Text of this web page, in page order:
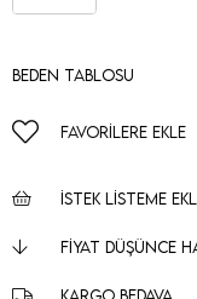
Beden Tablosu
FAVORILERE EKLE
İSTEK LISTEME
FIYAT DÜŞÜNCE